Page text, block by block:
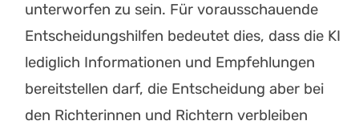
unterworfen zu sein. Für vorausschauende
Entscheidungshilfen bedeutet dies, dass die KI
lediglich Informationen und Empfehlungen
bereitstellen darf, die Entscheidung aber bei
den Richterinnen und Richtern verbleiben